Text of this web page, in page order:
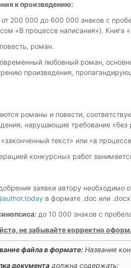
к произведению:
от 200 000 до 600 000 знаков с
«В процессе написания»). Книга
повесть, роман.
любовный роман,
произведения,
романы и повести,
нарушающие требование «без
«законченный текст» или «в
конкурсных работ
заявки автору необходимо
в формате .doc или .docx
до 10 000 знаков с
не забывайте корректно
файла в формате: Название
документа должна содержать: